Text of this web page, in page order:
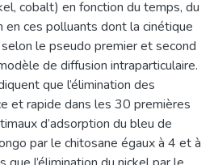
cobalt) en fonction du temps, du
ces polluants dont la cinétique
le pseudo premier et second
de diffusion intraparticulaire.
que l’élimination des
et rapide dans les 30 premières
d’adsorption du bleu de
par le chitosane égaux à 4 et à